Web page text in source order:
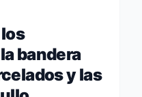
bandera
y las